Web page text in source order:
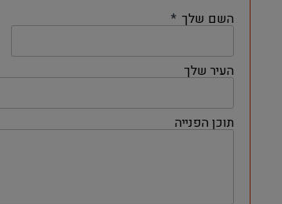
השם שלך
העיר שלך
תוכן הפנייה